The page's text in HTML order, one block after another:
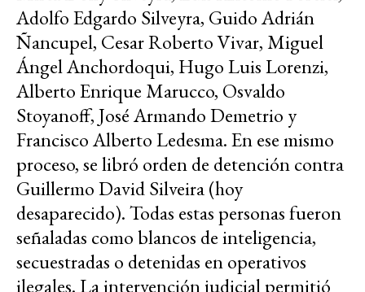
Adolfo Edgardo Silveyra, Guido Adrián
Ñancupel, Cesar Roberto Vivar, Miguel
Ángel Anchordoqui, Hugo Luis Lorenzi,
Alberto Enrique Marucco, Osvaldo
Stoyanoff, José Armando Demetrio y
Francisco Alberto Ledesma. En ese mismo
proceso, se libró orden de detención contra
Guillermo David Silveira (hoy
desaparecido). Todas estas personas fueron
señaladas como blancos de inteligencia,
secuestradas o detenidas en operativos
ilegales. La intervención judicial permitió